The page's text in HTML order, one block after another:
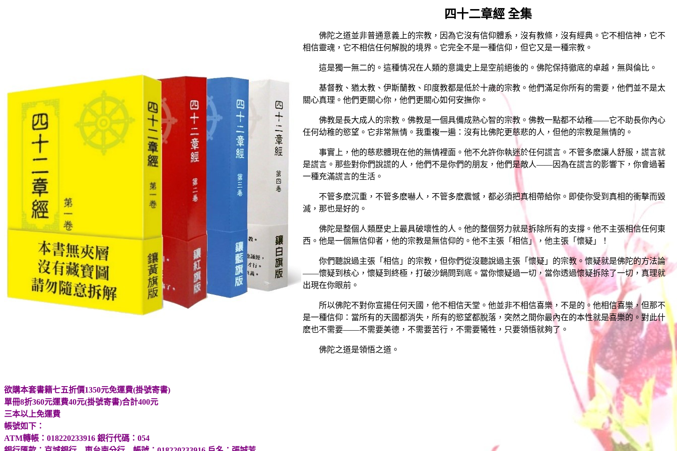
四十二章經 全集
佛陀之道並非普通意義上的宗教，因為它沒有信仰體系，沒有教條，沒有經典。它不相信神，它不
相信靈魂，它不相信任何解脫的境界。它完全不是一種信仰，但它又是一種宗教。
這是獨一無二的。這種情况在人類的意識史上是空前絕後的。佛陀保持徹底的卓越，無與倫比。
基督教、猶太教、伊斯蘭教、印度教都是低於十歲的宗教。他們滿足你所有的需要，他們並不是太
關心真理。他們更關心你，他們更關心如何安撫你。
佛教是長大成人的宗教。佛教是一個具備成熟心智的宗教。佛教一點都不幼稚——它不助長你內心
任何幼稚的慾望。它非常無情。我重複一遍：沒有比佛陀更慈悲的人，但他的宗教是無情的。
事實上，他的慈悲體現在他的無情裡面。他不允許你執迷於任何謊言。不管多麽讓人舒服，謊言就
是謊言。那些對你們說謊的人，他們不是你們的朋友，他們是敵人——因為在謊言的影響下，你會過著
一種充滿謊言的生活。
不管多麽沉重，不管多麽嚇人，不管多麽震憾，都必須把真相帶給你。即使你受到真相的衝擊而毀
滅，那也是好的。
佛陀是整個人類歷史上最具破壞性的人。他的整個努力就是拆除所有的支撐。他不主張相信任何東
西。他是一個無信仰者，他的宗教是無信仰的。他不主張「相信」，他主張「懷疑」！
你們聽說過主張「相信」的宗教，但你們從沒聽說過主張「懷疑」的宗教。懷疑就是佛陀的方法論
——懷疑到核心，懷疑到終極，打破沙鍋問到底。當你懷疑過一切，當你透過懷疑拆除了一切，真理就
出現在你眼前。
所以佛陀不對你宣揚任何天國，他不相信天堂。他並非不相信喜樂，不是的。他相信喜樂，但那不
是一種信仰：當所有的天國都消失，所有的慾望都脫落，突然之間你最內在的本性就是喜樂的。對此什
麽也不需要——不需要美德，不需要苦行，不需要犧牲，只要領悟就夠了。
佛陀之道是領悟之道。
欲購本套書籍七五折價1350元免運費(掛號寄書)
單冊8折360元運費40元(掛號寄書)合計400元
三本以上免運費
帳號如下：
ATM轉帳：018220233916 銀行代碼：054